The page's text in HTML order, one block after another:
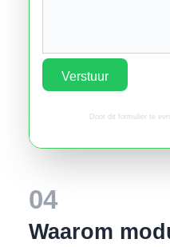
Verstuur
Door dit formulier te
04
Waarom